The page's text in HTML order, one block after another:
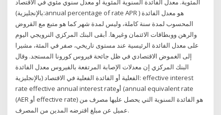
المئوية. معدل الفائدة السنوية المئوية أو معدل سنوي مئوي في الاقتصاد
(بالإنجليزية:annual percentage of rate APR ) هو معدل الفائدة
المحسوب لمدة سنة كاملة، وليس لمدة شهر كما هو متبع مع القروض
والرهن ووبطاقات الائتمان وغيرها. أبقى البنك المركزي النرويجي اليوم
على معدل الفائدة الرئيسية عند مستوى تاريخي، صفر في المئة، مشيرا
إلى الغموض الاقتصادي في ظل جائحة فيروس كورونا المستجد. وقال
البنك المركزي إن معدلات الإصابة المرتفعة بالفيروس معدل الفائدة
الفعلية أو الفائدة الفعلية في الاقتصاد (بالإنجليزية: effective interest
rate effective annual interest rateأو (annual equivalent rate
(AER أو effective rate) هو الفائدة السنوية التي يحصل عليها مصرف من
عميل عن مبلغ اقترضه المدين من المصرف.